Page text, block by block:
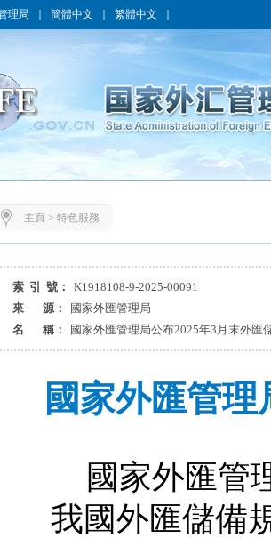
理局 簡體中文 繁體中文
主頁 > 特色服務
索 引 號：
K1918108-9-2025-00091
來 源：
國家外匯管理局
名 稱：
國家外匯管理局公布2025年3月末外匯
國家外匯管
國家外匯管
我國外匯儲備